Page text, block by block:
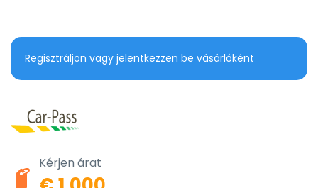
Regisztráljon vagy jelentkezzen be vásárlóként
Kérjen árat